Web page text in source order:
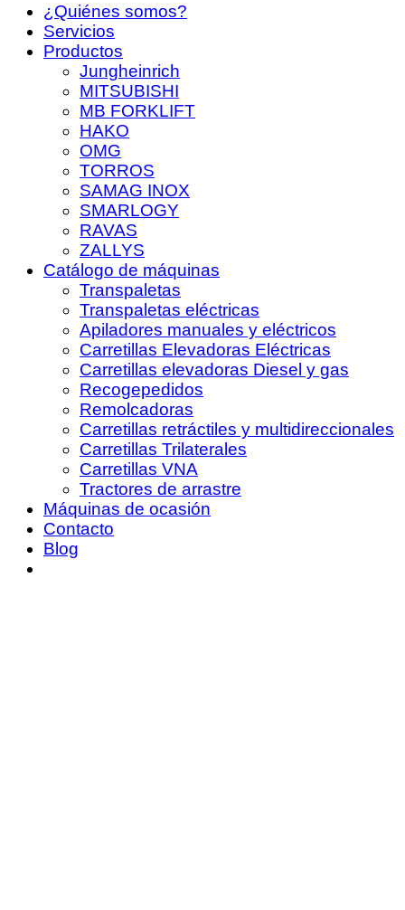
¿Quiénes somos?
Servicios
Productos
Jungheinrich
MITSUBISHI
MB FORKLIFT
HAKO
OMG
TORROS
SAMAG INOX
SMARLOGY
RAVAS
ZALLYS
Catálogo de máquinas
Transpaletas
Transpaletas eléctricas
Apiladores manuales y eléctricos
Carretillas Elevadoras Eléctricas
Carretillas elevadoras Diesel y gas
Recogepedidos
Remolcadoras
Carretillas retráctiles y multidireccionales
Carretillas Trilaterales
Carretillas VNA
Tractores de arrastre
Máquinas de ocasión
Contacto
Blog